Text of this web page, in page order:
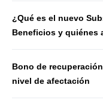
¿Qué es el nuevo
Beneficios y quiénes
Bono de
nivel de afectación